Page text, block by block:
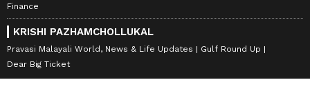
Finance
KRISHI PAZHAMCHOLLUKAL
Pravasi Malayali World, News & Life Updates
Gulf Round Up
Dear Big Ticket